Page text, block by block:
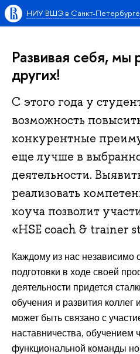
НИУ ВШЭ в Санкт-Петербурге
Развивая себя, мы
других!
С этого года у
возможность
конкурентные
еще лучше в
деятельности.
реализовать
коуча позволит
«HSE coach & trainer
Каждому из нас независимо
подготовки в ходе своей
деятельности придется
обучения и развития
может быть связано с
наставничества, обучением
функциональной команды